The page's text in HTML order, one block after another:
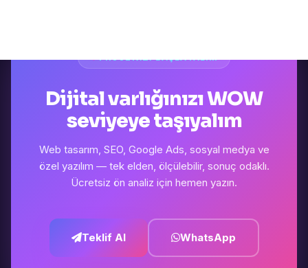
Dijital varlığınızı WOW
seviyeye taşıyalım
Web tasarım, SEO, Google Ads, sosyal medya ve
özel yazılım — tek elden, ölçülebilir, sonuç odaklı.
Ücretsiz ön analiz için hemen yazın.
Teklif Al WhatsApp